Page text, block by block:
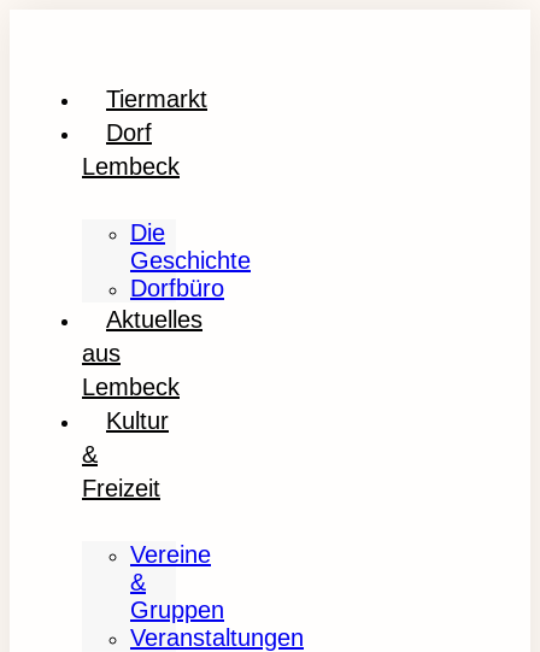
Tiermarkt
Dorf
Lembeck
Die
Geschichte
Dorfbüro
Aktuelles
aus
Lembeck
Kultur
&
Freizeit
Vereine
&
Gruppen
Veranstaltungen